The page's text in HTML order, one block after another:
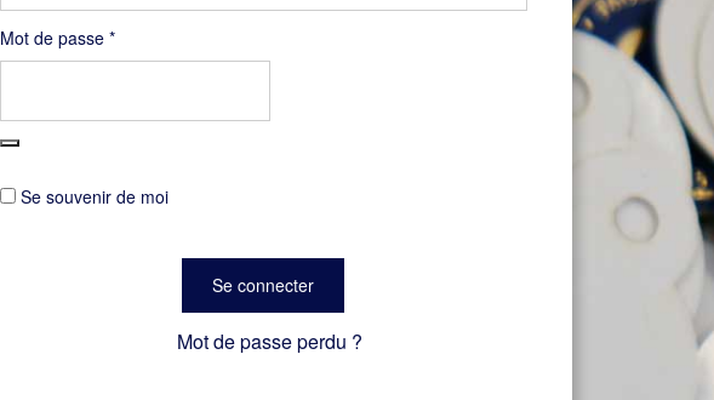
Mot de passe *Obligatoire
Se souvenir de moi
Se connecter
Mot de passe perdu ?